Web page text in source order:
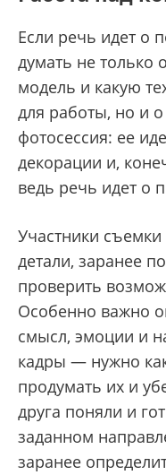
Если речь идет о
думать не только
модель и какую
для работы, но и
фотосессия: ее
декорации и,
ведь речь идет о
Участники
детали, заранее
проверить
Особенно важно
смысл, эмоции и
кадры — нужно
продумать их и
друга поняли и
заданном
заранее